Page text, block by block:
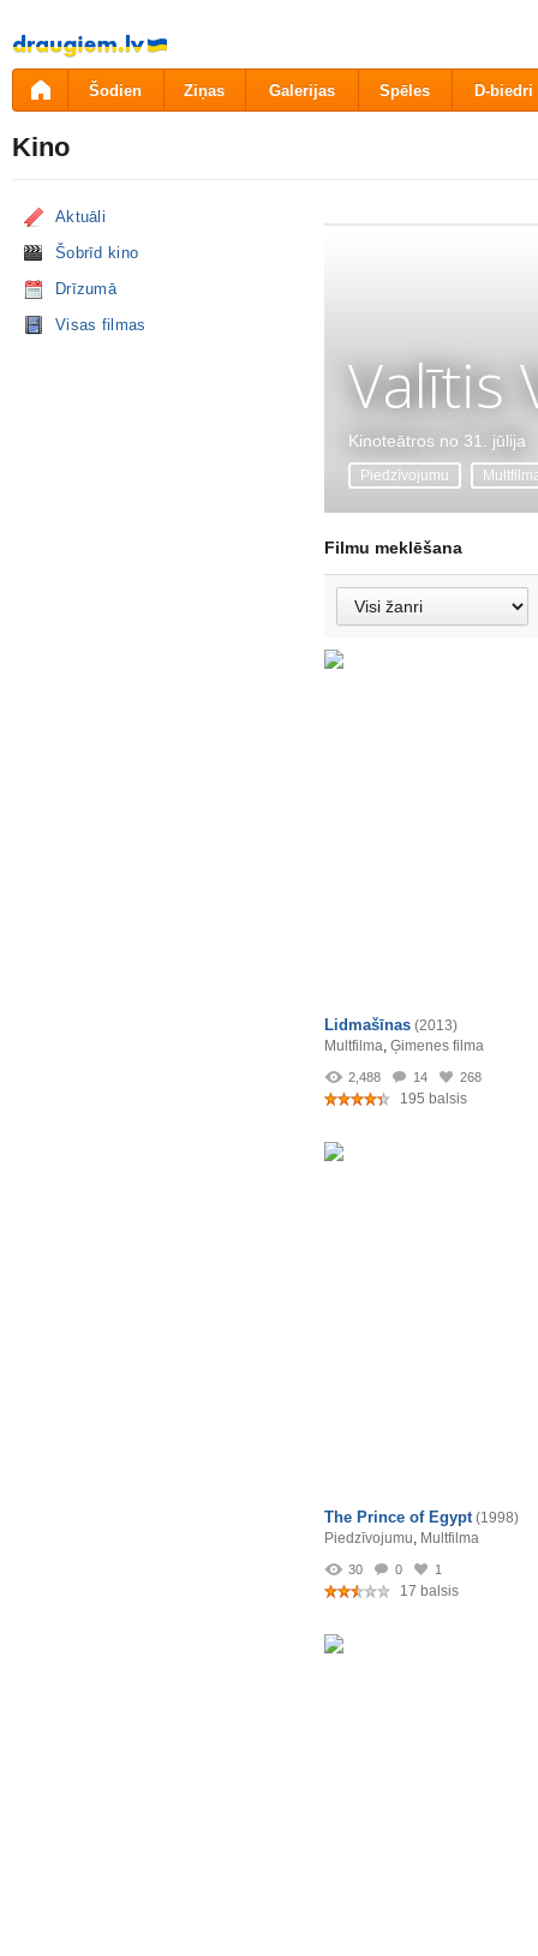
Pāriet
uz
saturu
Šodien Ziņas Galerijas Spēles D-biedri
Kino
Aktuāli
Šobrīd kino
Drīzumā
Visas filmas
Valītis
Kinoteātros no 31. jūlija
Piedzīvojumu
Filmu meklēšana
Lidmašīnas (2013)
Multfilma, Ģimenes filma
2,488 14 268
195 balsis
The Prince of Egypt (1998)
Piedzīvojumu, Multfilma
30 0 1
17 balsis